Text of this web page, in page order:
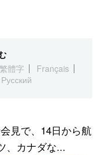
Русский
繁體字
Français
Русский
見で、14日から航
、カナダな...